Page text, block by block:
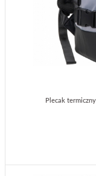
Plecak